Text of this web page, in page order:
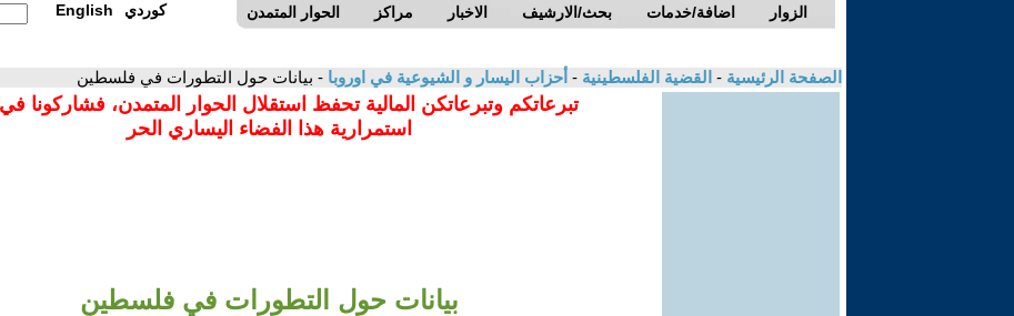
الحوار المتمدن مراكز الاخبار بحث/الارشيف اضافة/خدمات الزوار English كوردي
الصفحة الرئيسية - القضية الفلسطينية - أحزاب اليسار و الشيوعية في اوروبا - بيانات حول التطورات في فلسطين
تبرعاتكم وتبرعاتكن المالية تحفظ استقلال الحوار المتمدن، فشاركونا
استمرارية هذا الفضاء اليساري الحر
بيانات حول التطورات في فلسطين